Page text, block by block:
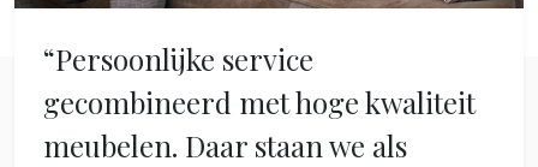
“Persoonlijke service
gecombineerd met hoge kwaliteit
meubelen. Daar staan we als